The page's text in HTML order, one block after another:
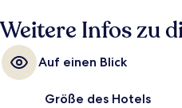
Weitere Infos zu
Auf einen Blick
Größe des Hotels